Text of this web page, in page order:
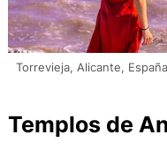
Torrevieja, Alicante,
Templos de